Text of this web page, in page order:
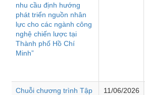
nhu cầu định hướng
phát triển nguồn nhân
lực cho các ngành công
nghệ chiến lược tại
Thành phố Hồ Chí
Minh”
Chuỗi chương trình Tập
11/06/2026